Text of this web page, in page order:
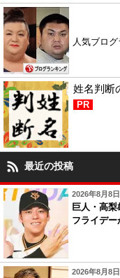
人気ブロ
姓名判断
PR
最近の投稿
2026年8月8
巨人・高梨
フライデ
2026年8月8